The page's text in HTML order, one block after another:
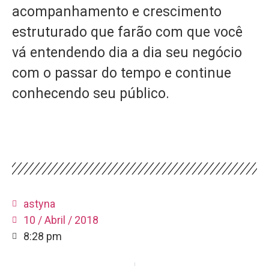
acompanhamento e crescimento
estruturado que farão com que você
vá entendendo dia a dia seu negócio
com o passar do tempo e continue
conhecendo seu público.
astyna
10 / Abril / 2018
8:28 pm